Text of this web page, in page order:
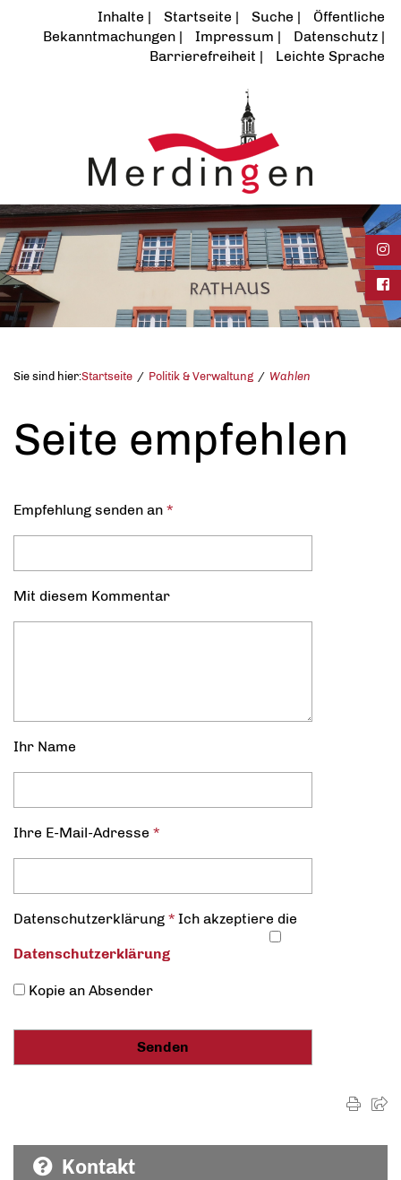
Inhalte Startseite Suche
Öffentliche
Bekanntmachungen
Impressum
Datenschutz
Barrierefreiheit
Leichte Sprache
Sie sind hier:Startseite Politik & Verwaltung Wahlen
Seite empfehlen
Empfehlung senden an *
Mit diesem Kommentar
Ihr Name
Ihre E-Mail-Adresse *
Datenschutz­erklärung * Ich akzeptiere die
Datenschutz­erklärung
Kopie an Absender
Kontakt